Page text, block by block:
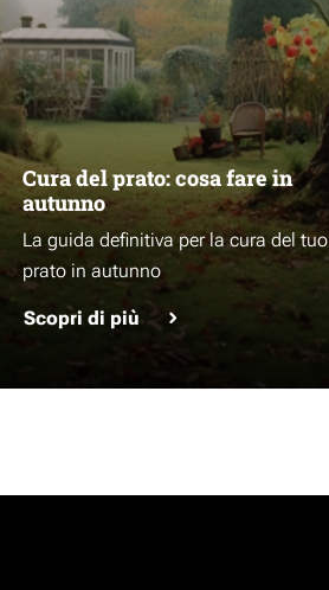
Cura del prato: cosa fare in
autunno
La guida definitiva per la cura del tuo
prato in autunno
Scopri di più